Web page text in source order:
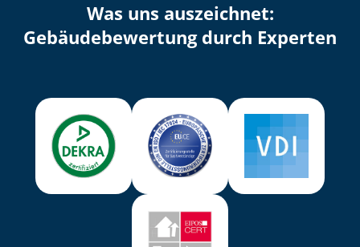
Was uns auszeichnet:
Ge­bäu­de­be­wer­tung durch Experten